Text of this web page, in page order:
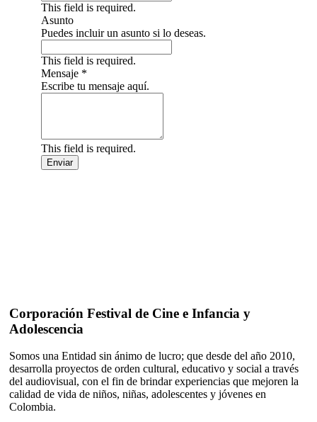
This field is required.
Asunto
Puedes incluir un asunto si lo deseas.
This field is required.
Mensaje *
Escribe tu mensaje aquí.
This field is required.
Enviar
Corporación Festival de Cine e Infancia y
Adolescencia
Somos una Entidad sin ánimo de lucro; que desde del año 2010,
desarrolla proyectos de orden cultural, educativo y social a través
del audiovisual, con el fin de brindar experiencias que mejoren la
calidad de vida de niños, niñas, adolescentes y jóvenes en
Colombia.